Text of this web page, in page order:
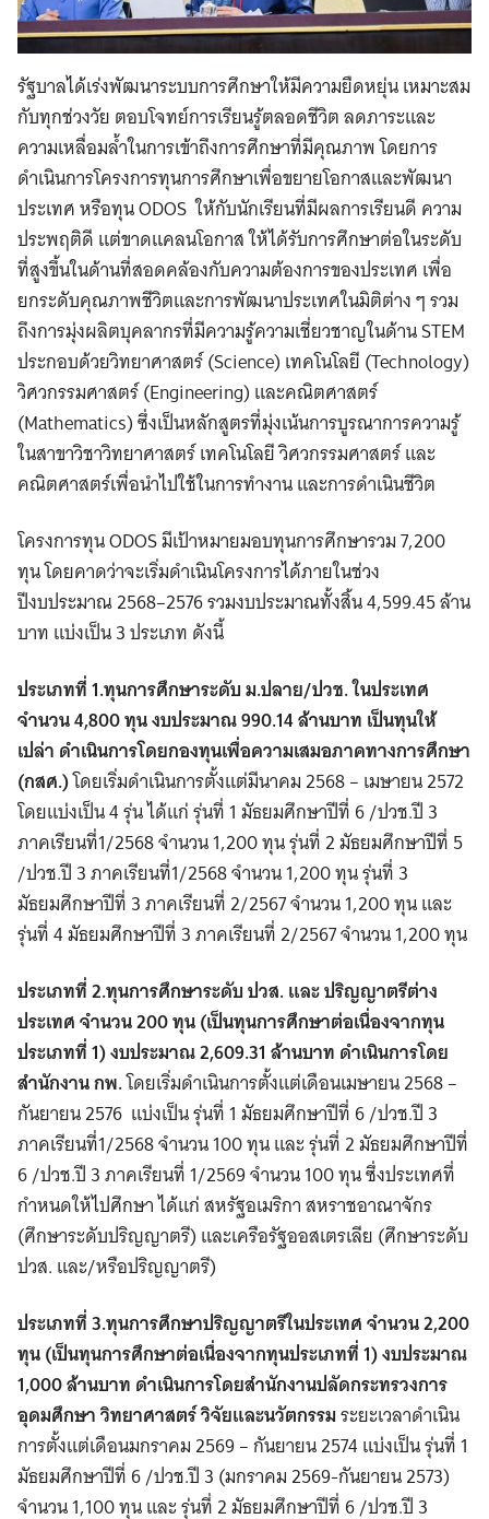
รัฐบาลได้เร่งพัฒนาระบบการศึกษาให้มีความยืดหยุ่น เหมาะสม
กับทุกช่วงวัย ตอบโจทย์การเรียนรู้ตลอดชีวิต ลดภาระและ
ความเหลื่อมล้ำในการเข้าถึงการศึกษาที่มีคุณภาพ โดยการ
ดำเนินการโครงการทุนการศึกษาเพื่อขยายโอกาสและพัฒนา
ประเทศ หรือทุน ODOS ให้กับนักเรียนที่มีผลการเรียนดี ความ
ประพฤติดี แต่ขาดแคลนโอกาส ให้ได้รับการศึกษาต่อในระดับ
ที่สูงขึ้นในด้านที่สอดคล้องกับความต้องการของประเทศ เพื่อ
ยกระดับคุณภาพชีวิตและการพัฒนาประเทศในมิติต่าง ๆ รวม
ถึงการมุ่งผลิตบุคลากรที่มีความรู้ความเชี่ยวชาญในด้าน STEM
ประกอบด้วยวิทยาศาสตร์ (Science) เทคโนโลยี (Technology)
วิศวกรรมศาสตร์ (Engineering) และคณิตศาสตร์
(Mathematics) ซึ่งเป็นหลักสูตรที่มุ่งเน้นการบูรณาการความรู้
ในสาขาวิชาวิทยาศาสตร์ เทคโนโลยี วิศวกรรมศาสตร์ และ
คณิตศาสตร์เพื่อนําไปใช้ในการทํางาน และการดําเนินชีวิต
โครงการทุน ODOS มีเป้าหมายมอบทุนการศึกษารวม 7,200
ทุน โดยคาดว่าจะเริ่มดำเนินโครงการได้ภายในช่วง
ปีงบประมาณ 2568–2576 รวมงบประมาณทั้งสิ้น 4,599.45 ล้าน
บาท แบ่งเป็น 3 ประเภท ดังนี้
ประเภทที่ 1.ทุนการศึกษาระดับ ม.ปลาย/ปวช. ในประเทศ
จำนวน 4,800 ทุน งบประมาณ 990.14 ล้านบาท เป็นทุนให้
เปล่า ดำเนินการโดยกองทุนเพื่อความเสมอภาคทางการศึกษา
(กสศ.)โดยเริ่มดำเนินการตั้งแต่มีนาคม 2568 – เมษายน 2572
โดยแบ่งเป็น 4 รุ่น ได้แก่ รุ่นที่ 1 มัธยมศึกษาปีที่ 6 /ปวช.ปี 3
ภาคเรียนที่1/2568 จำนวน 1,200 ทุน รุ่นที่ 2 มัธยมศึกษาปีที่ 5
/ปวช.ปี 3 ภาคเรียนที่1/2568 จำนวน 1,200 ทุน รุ่นที่ 3
มัธยมศึกษาปีที่ 3 ภาคเรียนที่ 2/2567 จำนวน 1,200 ทุน และ
รุ่นที่ 4 มัธยมศึกษาปีที่ 3 ภาคเรียนที่ 2/2567 จำนวน 1,200 ทุน
ประเภทที่ 2.ทุนการศึกษาระดับ ปวส. และ ปริญญาตรีต่าง
ประเทศ จํานวน 200 ทุน (เป็นทุนการศึกษาต่อเนื่องจากทุน
ประเภทที่ 1) งบประมาณ 2,609.31 ล้านบาท ดำเนินการโดย
สำนักงาน กพ.โดยเริ่มดำเนินการตั้งแต่เดือนเมษายน 2568 –
กันยายน 2576 แบ่งเป็น รุ่นที่ 1 มัธยมศึกษาปีที่ 6 /ปวช.ปี 3
ภาคเรียนที่1/2568 จำนวน 100 ทุน และ รุ่นที่ 2 มัธยมศึกษาปีที่
6 /ปวช.ปี 3 ภาคเรียนที่ 1/2569 จำนวน 100 ทุน ซึ่งประเทศที่
กําหนดให้ไปศึกษา ได้แก่ สหรัฐอเมริกา สหราชอาณาจักร
(ศึกษาระดับปริญญาตรี) และเครือรัฐออสเตรเลีย (ศึกษาระดับ
ปวส. และ/หรือปริญญาตรี)
ประเภทที่ 3.ทุนการศึกษาปริญญาตรีในประเทศ จำนวน 2,200
ทุน (เป็นทุนการศึกษาต่อเนื่องจากทุนประเภทที่ 1) งบประมาณ
1,000 ล้านบาท ดำเนินการโดยสำนักงานปลัดกระทรวงการ
อุดมศึกษา วิทยาศาสตร์ วิจัยและนวัตกรรมระยะเวลาดําเนิน
การตั้งแต่เดือนมกราคม 2569 – กันยายน 2574 แบ่งเป็น รุ่นที่ 1
มัธยมศึกษาปีที่ 6 /ปวช.ปี 3 (มกราคม 2569-กันยายน 2573)
จำนวน 1,100 ทุน และ รุ่นที่ 2 มัธยมศึกษาปีที่ 6 /ปวช.ปี 3